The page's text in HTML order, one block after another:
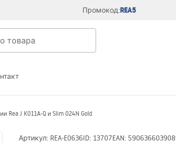
Промокод:REA5
J K011A-Q и Slim 024N Gold
Артикул: REA-E0636ID: 13707EAN: